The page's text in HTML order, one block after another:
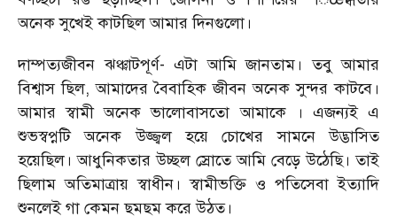
অনেক সুখেই কাটছিল আমার দিনগুলো।
দাম্পত্যজীবন ঝঞ্ঝাটপূর্ণ- এটা আমি জানতাম। তবু আমার
বিশ্বাস ছিল, আমাদের বৈবাহিক জীবন অনেক সুন্দর কাটবে।
আমার স্বামী অনেক ভালোবাসতো আমাকে । এজন্যই এ
শুভস্বপ্নটি অনেক উজ্জ্বল হয়ে চোখের সামনে উদ্ভাসিত
হয়েছিল। আধুনিকতার উচ্ছল স্রােতে আমি বেড়ে উঠেছি। তাই
ছিলাম অতিমাত্রায় স্বাধীন। স্বামীভক্তি ও পতিসেবা ইত্যাদি
শুনলেই গা কেমন ছমছম করে উঠত।